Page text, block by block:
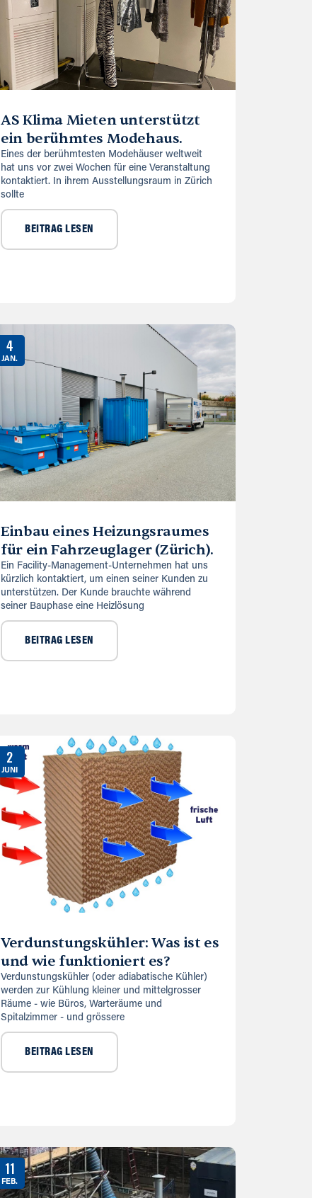
AS Klima Mieten unterstützt
ein berühmtes Modehaus.
Eines der berühmtesten Modehäuser weltweit
hat uns vor zwei Wochen für eine Veranstaltung
kontaktiert. In ihrem Ausstellungsraum in Zürich
sollte
BEITRAG LESEN
4
JAN.
Einbau eines Heizungsraumes
für ein Fahrzeuglager (Zürich).
Ein Facility-Management-Unternehmen hat uns
kürzlich kontaktiert, um einen seiner Kunden zu
unterstützen. Der Kunde brauchte während
seiner Bauphase eine Heizlösung
BEITRAG LESEN
2
JUNI
Verdunstungskühler: Was ist es
und wie funktioniert es?
Verdunstungskühler (oder adiabatische Kühler)
werden zur Kühlung kleiner und mittelgrosser
Räume - wie Büros, Warteräume und
Spitalzimmer - und grössere
BEITRAG LESEN
11
FEB.